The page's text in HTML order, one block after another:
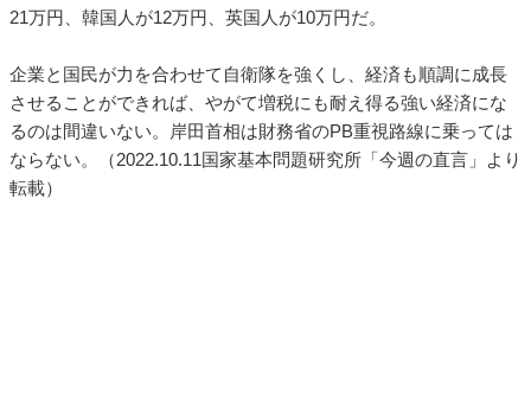
21万円、韓国人が12万円、英国人が10万円だ。
企業と国民が力を合わせて自衛隊を強くし、経済も順調に成長
させることができれば、やがて増税にも耐え得る強い経済にな
るのは間違いない。岸田首相は財務省のPB重視路線に乗っては
ならない。（2022.10.11国家基本問題研究所「今週の直言」より
転載）